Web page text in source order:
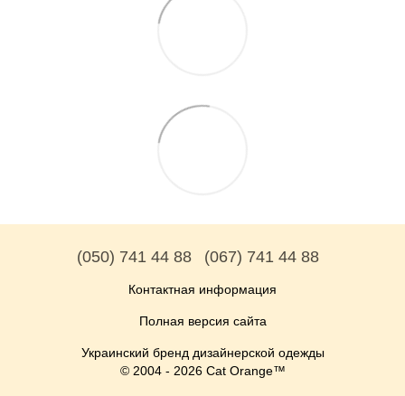
(050) 741 44 88 (067) 741 44 88
Контактная информация
Полная версия сайта
Украинский бренд дизайнерской одежды
© 2004 - 2026 Cat Orange™